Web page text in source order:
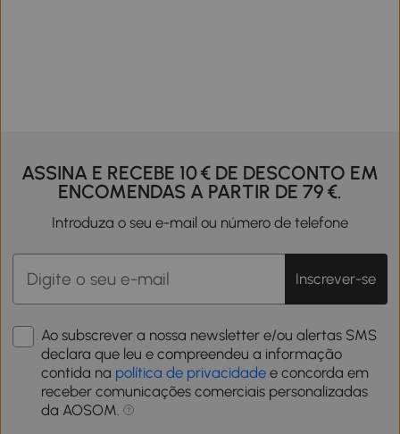
ASSINA E RECEBE 10 € DE DESCONTO EM
ENCOMENDAS A PARTIR DE 79 €.
Introduza o seu e-mail ou número de telefone
Inscrever-se
Ao subscrever a nossa newsletter e/ou alertas SMS
declara que leu e compreendeu a informação
contida na política de privacidade e concorda em
receber comunicações comerciais personalizadas
da AOSOM.